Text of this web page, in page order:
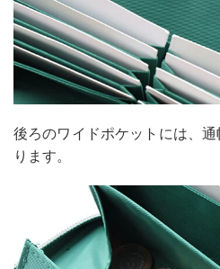
後ろのワイドポケットには、
ります。